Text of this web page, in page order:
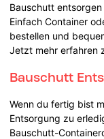
Bauschutt
Einfach Container
bestellen und
Jetzt mehr erfahren
Bauschutt
Wenn du fertig bist
Entsorgung zu
Bauschutt-